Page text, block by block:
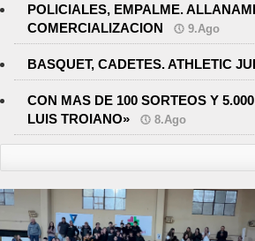
POLICIALES, EMPALME.
COMERCIALIZACION
9.Ago
BASQUET, CADETES. ATHLETIC
CON MAS DE 100 SORTEOS Y
LUIS TROIANO»
8.Ago